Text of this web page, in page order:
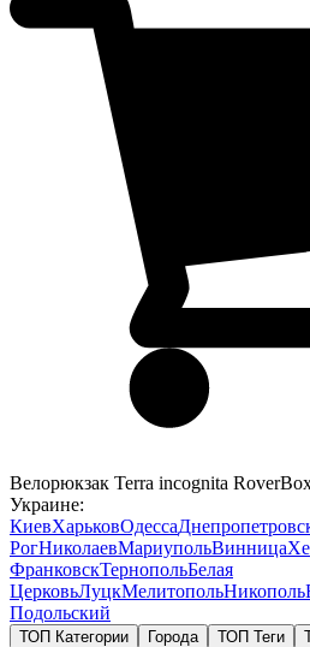
Велорюкзак Terra incognita
Украине:
КиевХарьковОдесса
РогНиколаевМариупольВинница
ФранковскТернопольБелая
ЦерковьЛуцкМелитопольНикополь
Подольский
ТОП Категории Города ТОП Теги